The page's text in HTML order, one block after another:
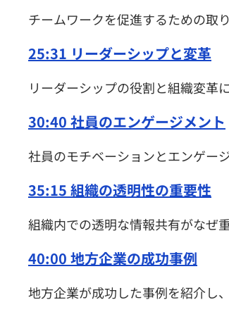
チームワークを促進するための取
25:31 リーダーシップと変革
リーダーシップの役割と組織変革
30:40 社員のエンゲージメント
社員のモチベーションとエンゲー
35:15 組織の透明性の重要性
組織内での透明な情報共有がなぜ
40:00 地方企業の成功事例
地方企業が成功した事例を紹介し